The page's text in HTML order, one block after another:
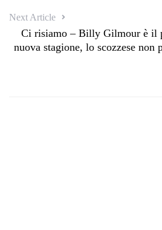
Next Article
Ci risiamo – Billy Gilmour è il
nuova stagione, lo scozzese non